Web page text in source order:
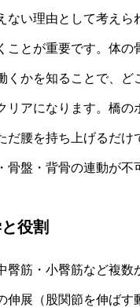
ない理由として考えら
ことが重要です。体の
くかを知ることで、ど
リアになります。橋の
だ腰を持ち上げるだけ
骨盤・背骨の連動が不
役割
臀筋・小臀筋など複数
伸展（股関節を伸ばす